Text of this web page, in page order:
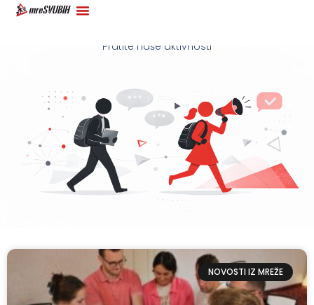
Pratite naše aktivnosti
NOVOSTI IZ MREŽE